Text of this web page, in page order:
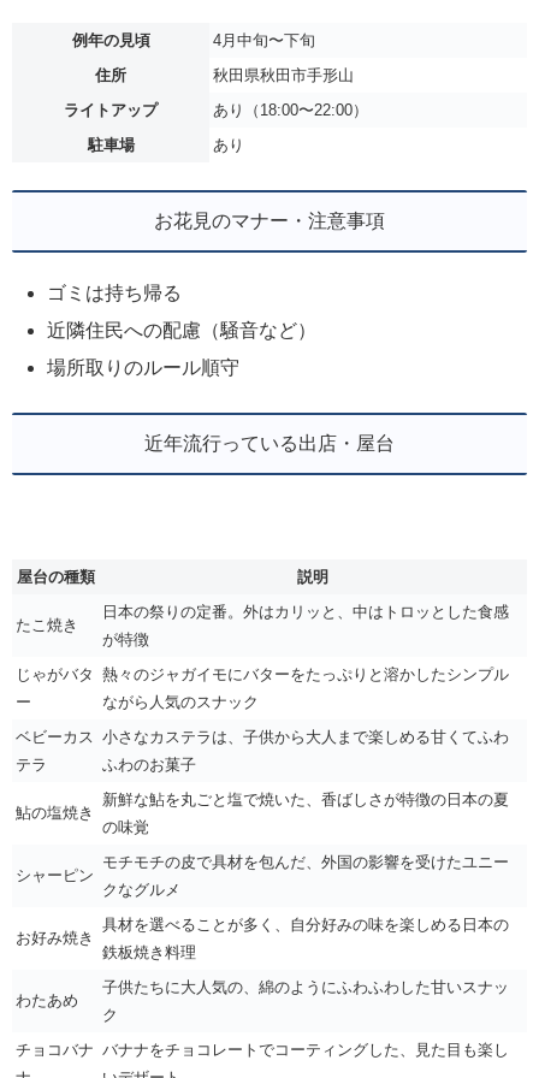
例年の見頃
4月中旬〜下旬
住所
秋田県秋田市手形山
ライトアップ
あり（18:00〜22:00）
駐車場
あり
お花見のマナー・注意事項
ゴミは持ち帰る
近隣住民への配慮（騒音など）
場所取りのルール順守
近年流行っている出店・屋台
屋台の種類 説明
たこ焼き
日本の祭りの定番。外はカリッと、中はトロッとした食感
が特徴
じゃがバタ
ー
熱々のジャガイモにバターをたっぷりと溶かしたシンプル
ながら人気のスナック
ベビーカス
テラ
小さなカステラは、子供から大人まで楽しめる甘くてふわ
ふわのお菓子
鮎の塩焼き
新鮮な鮎を丸ごと塩で焼いた、香ばしさが特徴の日本の夏
の味覚
シャーピン
モチモチの皮で具材を包んだ、外国の影響を受けたユニー
クなグルメ
お好み焼き
具材を選べることが多く、自分好みの味を楽しめる日本の
鉄板焼き料理
わたあめ
子供たちに大人気の、綿のようにふわふわした甘いスナッ
ク
チョコバナ バナナをチョコレートでコーティングした、見た目も楽し